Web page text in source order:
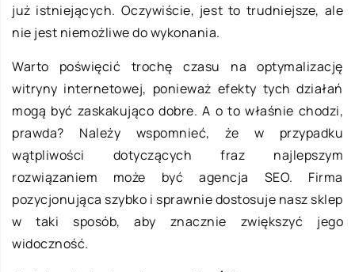
już istniejących. Oczywiście, jest to trudniejsze, ale
nie jest niemożliwe do wykonania.
Warto poświęcić trochę czasu na optymalizację
witryny internetowej, ponieważ efekty tych działań
mogą być zaskakująco dobre. A o to właśnie chodzi,
prawda? Należy wspomnieć, że w przypadku
wątpliwości dotyczących fraz najlepszym
rozwiązaniem może być agencja SEO. Firma
pozycjonująca szybko i sprawnie dostosuje nasz sklep
w taki sposób, aby znacznie zwiększyć jego
widoczność.